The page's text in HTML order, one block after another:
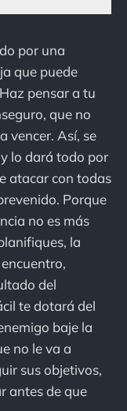
por una
que puede
pensar a tu
que no
vencer. Así, se
lo dará todo por
atacar con todas
Porque
no es más
la
del
te dotará del
baje la
no le va a
sus objetivos,
antes de que